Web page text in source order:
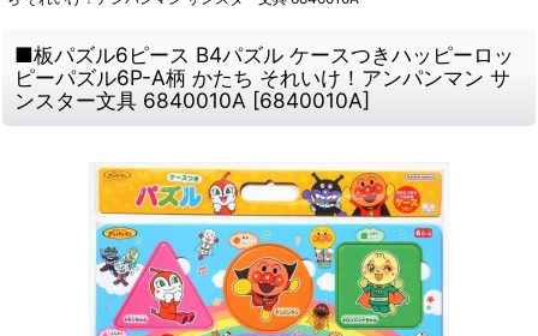
■板パズル6ピース B4パズル ケースつきハッピーロッ
ピーパズル6P-A柄 かたち それいけ！アンパンマン サ
ンスター文具 6840010A [6840010A]